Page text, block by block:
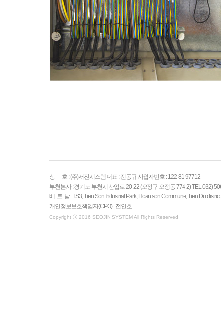
상 호 : (주)서진시스템 대표 : 전동규 사업자번호 : 122-81-97712
부천본사 : 경기도 부천시 산업로 20-22 (오정구 오정동 774-2) TEL 032)
베 트 남 : TS3, Tien Son Industrial Park, Hoan son Commune, Tien Du
개인정보보호책임자(CPO) : 전인호
Copyright ⓒ 2016 SEOJIN SYSTEM All Rights Reserved